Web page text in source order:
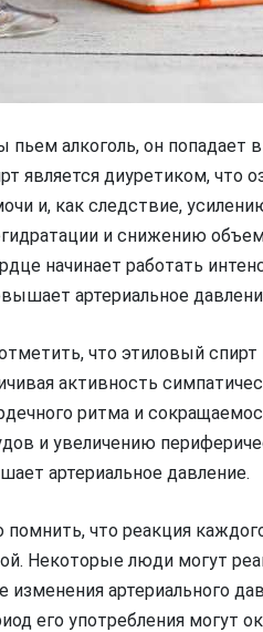
пьем алкоголь, он попадает
является диуретиком, что
и, как следствие,
и снижению
начинает работать
артериальное
что этиловый
активность
ритма и
и увеличению
артериальное давление.
что реакция
Некоторые люди могут
изменения артериального
его употребления могут